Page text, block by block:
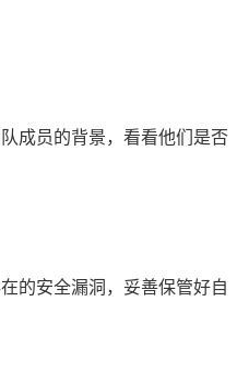
成员的背景，看看他们是否
的安全漏洞，妥善保管好自